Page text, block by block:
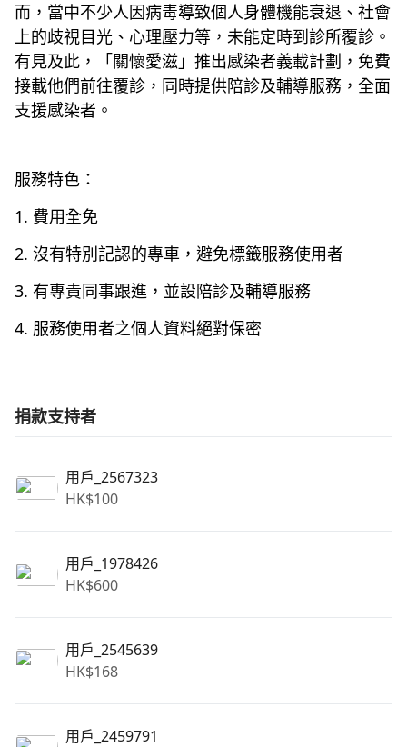
而，當中不少人因病毒導致個人身體機能衰退、社會
上的歧視目光、心理壓力等，未能定時到診所覆診。
有見及此，「關懷愛滋」推出感染者義載計劃，免費
接載他們前往覆診，同時提供陪診及輔導服務，全面
支援感染者。
服務特色：
1. 費用全免
2. 沒有特別記認的專車，避免標籤服務使用者
3. 有專責同事跟進，並設陪診及輔導服務
4. 服務使用者之個人資料絕對保密
捐款支持者
用戶_2567323
HK$100
用戶_1978426
HK$600
用戶_2545639
HK$168
用戶_2459791